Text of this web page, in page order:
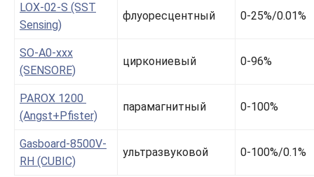
LOX-02-S (SST
Sensing)
флуоресцентный 0-25%/0.01%
SO-A0-xxx
(SENSORE)
циркониевый 0-96%
PAROX 1200
(Angst+Pfister)
парамагнитный 0-100%
Gasboard-8500V-
RH (CUBIC)
ультразвуковой 0-100%/0.1%